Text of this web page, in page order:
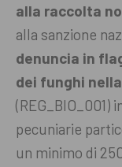
alla raccolta
alla sanzione
denuncia in
dei funghi
pecuniarie
un minimo di